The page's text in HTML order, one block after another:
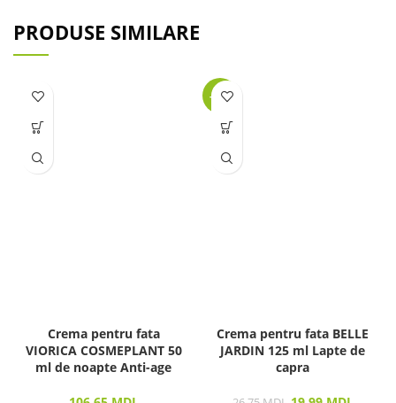
PRODUSE SIMILARE
Crema pentru fata
VIORICA COSMEPLANT 50
ml de noapte Anti-age
-25%
Crema pentru fata BELLE
JARDIN 125 ml Lapte de
capra